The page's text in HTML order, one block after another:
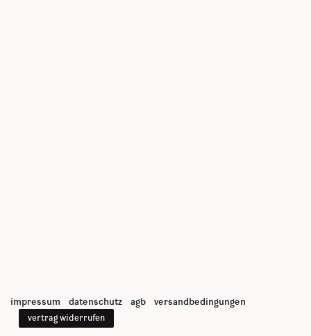
impressum datenschutz agb versandbedingungen
vertrag widerrufen